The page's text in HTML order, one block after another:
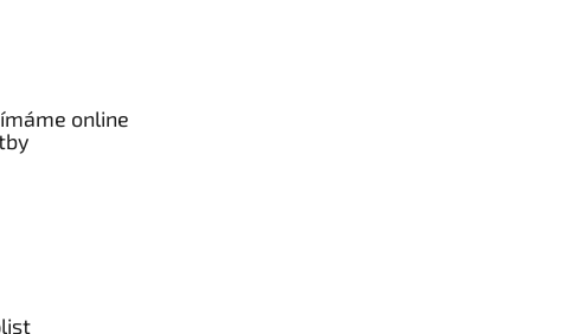
online